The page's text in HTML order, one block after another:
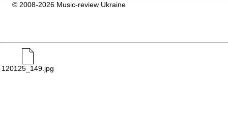
© 2008-2026 Music-review Ukraine
120125_149.jpg